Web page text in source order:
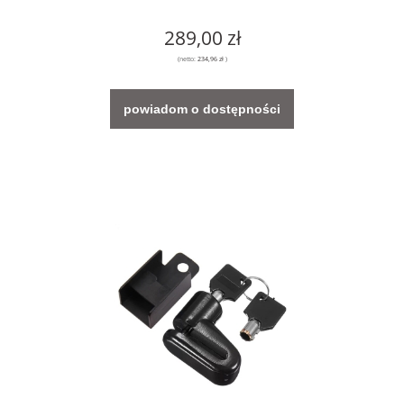
289,00 zł
(netto: 234,96 zł)
powiadom o dostępności